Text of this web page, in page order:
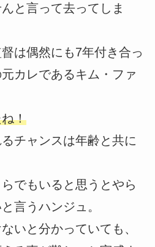
と言って去ってしま
は偶然にも7年付き合っ
カレであるキム・ファ
！
チャンスは年齢と共に
でもいると思うとやら
言うハンジュ。
いと分かっていても、